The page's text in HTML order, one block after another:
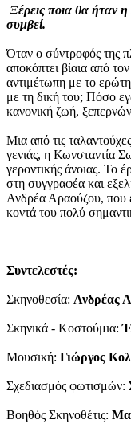
Ξέρεις ποια θα ήταν
συμβεί.
Όταν ο σύντροφός της
αποκόπτει βίαια από
αντιμέτωπη με το
με τη δική του; Πόσο
κανονική ζωή,
Μια από τις
γενιάς, η Κωνσταντία
γεροντικής άνοιας.
στη συγγραφέα και
Ανδρέα Αραούζου, που
κοντά του πολύ
Συντελεστές:
Σκηνοθεσία: Ανδρέας
Σκηνικά - Κοστούμια:
Μουσική: Γιώργος
Σχεδιασμός φωτισμών:
Βοηθός Σκηνοθέτις: